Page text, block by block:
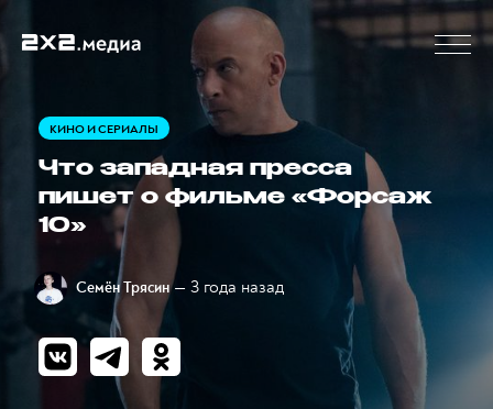
КИНО И СЕРИАЛЫ
Что западная пресса
пишет о фильме «Форсаж
10»
Семён Трясин — 3 года назад